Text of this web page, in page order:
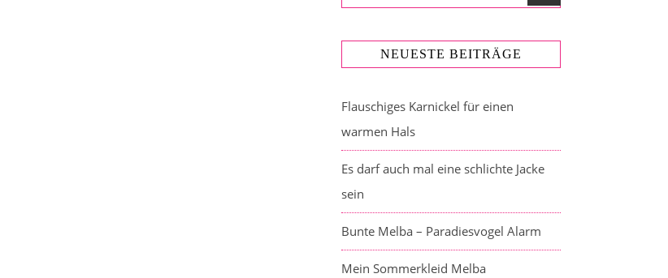
NEUESTE BEITRÄGE
Flauschiges Karnickel für einen
warmen Hals
Es darf auch mal eine schlichte Jacke
sein
Bunte Melba – Paradiesvogel Alarm
Mein Sommerkleid Melba